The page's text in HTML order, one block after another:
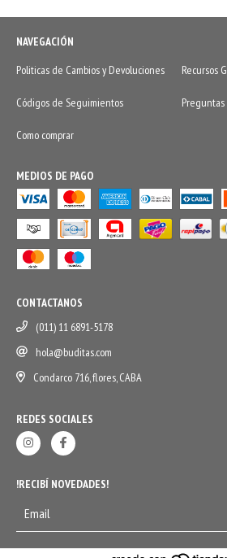
NAVEGACIÓN
Politicas de Cambios y Devoluciones
Recursos
Códigos de Seguimientos
Como comprar
MEDIOS DE PAGO
CONTACTANOS
(011) 11 6891-5178
hola@buditas.com
Condarco 716, flores, CABA
REDES SOCIALES
!RECIBÍ NOVEDADES!